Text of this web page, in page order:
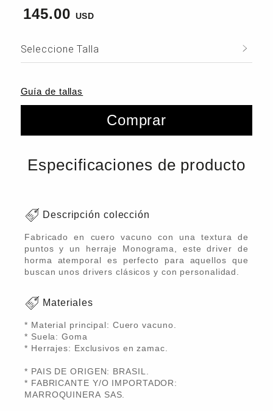
145.00
Seleccione Talla
Guía de tallas
Comprar
Especificaciones de producto
Descripción colección
Fabricado en cuero vacuno con una textura de
puntos y un herraje Monograma, este driver de
horma atemporal es perfecto para aquellos que
buscan unos drivers clásicos y con personalidad.
Materiales
* Material principal: Cuero vacuno.
* Suela: Goma
* Herrajes: Exclusivos en zamac.
* PAIS DE ORIGEN: BRASIL.
* FABRICANTE Y/O IMPORTADOR:
MARROQUINERA SAS.